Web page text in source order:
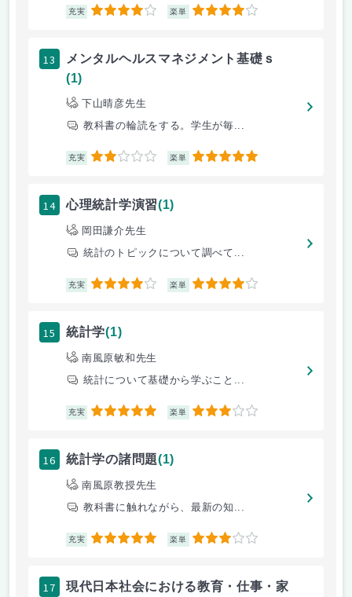
充実 4 楽単 4
13
メンタルヘルスマネジメント基礎ｓ
(1)
下山晴彦先生
教科書の輪読をする。学生が毎...
充実 2 楽単 5
14 心理統計学演習(1)
岡田謙介先生
統計のトピックについて調べて...
充実 4 楽単 4
15 統計学(1)
南風原敏和先生
統計について基礎から学ぶこと...
充実 5 楽単 3
16 統計学の諸問題(1)
南風原教授先生
教科書に触れながら、最新の知...
充実 5 楽単 3
17
現代日本社会における教育・仕事・家